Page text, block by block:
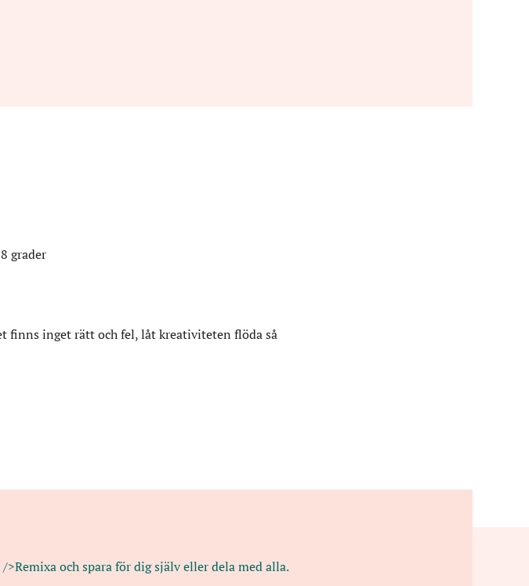
grader
finns inget rätt och fel, låt kreativiteten flöda så
och spara för dig själv eller dela med alla.